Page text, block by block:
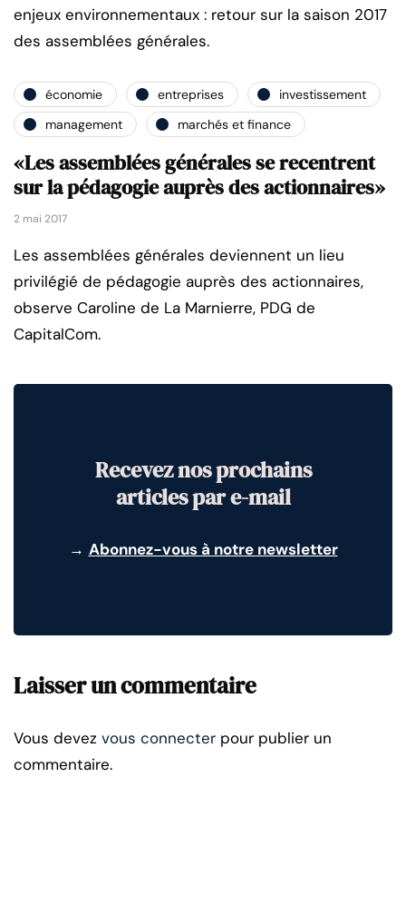
enjeux environnementaux : retour sur la saison 2017
des assemblées générales.
économie entreprises
investissement
management
marchés et finance
«Les assemblées générales se recentrent
sur la pédagogie auprès des actionnaires»
2 mai 2017
Les assemblées générales deviennent un lieu
privilégié de pédagogie auprès des actionnaires,
observe Caroline de La Marnierre, PDG de
CapitalCom.
Recevez nos prochains
articles par e-mail
→ Abonnez-vous à notre newsletter
Laisser un commentaire
Vous devez vous connecter pour publier un
commentaire.